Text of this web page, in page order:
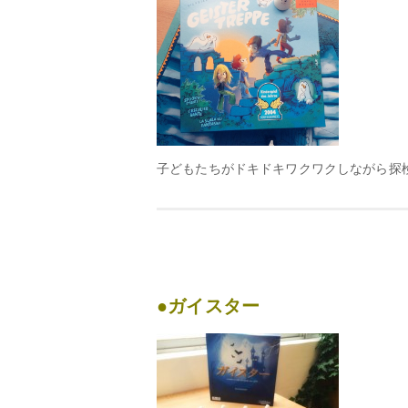
子どもたちがドキドキワクワクしながら
●ガイスター